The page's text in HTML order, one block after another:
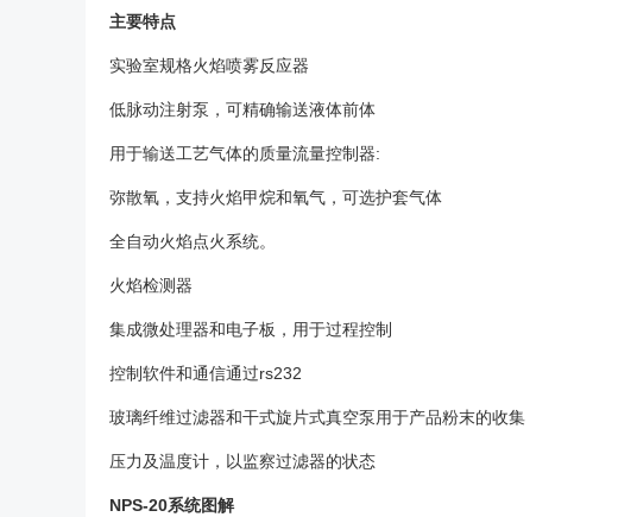
主要特点
实验室规格火焰喷雾反应器
低脉动注射泵，可精确输送液体前体
用于输送工艺气体的质量流量控制器:
弥散氧，支持火焰甲烷和氧气，可选护套气体
全自动火焰点火系统。
火焰检测器
集成微处理器和电子板，用于过程控制
控制软件和通信通过rs232
玻璃纤维过滤器和干式旋片式真空泵用于产品粉末的收集
压力及温度计，以监察过滤器的状态
NPS-20系统图解